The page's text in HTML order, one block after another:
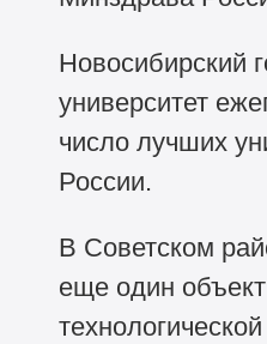
Новосибирский
университет
число лучших
России.
В Советском
еще один
технологической